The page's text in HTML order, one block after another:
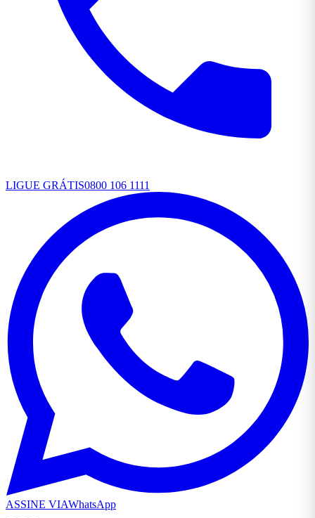
LIGUE GRÁTIS0800 106 1111
ASSINE VIAWhatsApp